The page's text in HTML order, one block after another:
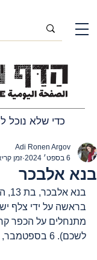
כדי שלא נוכל
בנא אלבכר
Adi Ronen Argov
6 בספט׳ 2024
זמן קריאה 1
בנא
בראשה על ידי צלף
מתנחלים על הכפר
לשכם). 6 בספטמבר, 2024.